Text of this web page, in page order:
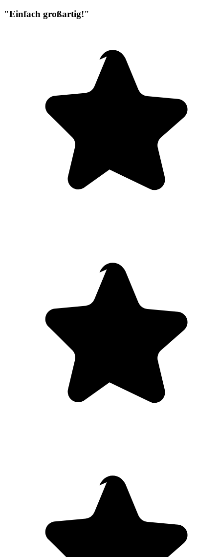
"Einfach großartig!"